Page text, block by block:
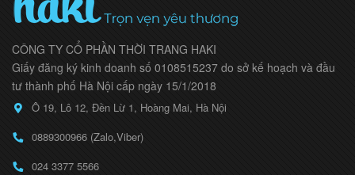
CÔNG TY CỔ PHẦN THỜI TRANG HAKI
Giấy đăng ký kinh doanh số 0108515237 do sở kế hoạch và đầu
tư thành phố Hà Nội cấp ngày 15/1/2018
Ô 19, Lô 12, Đền Lừ 1, Hoàng Mai, Hà Nội
0889300966 (Zalo,Viber)
024 3377 5566